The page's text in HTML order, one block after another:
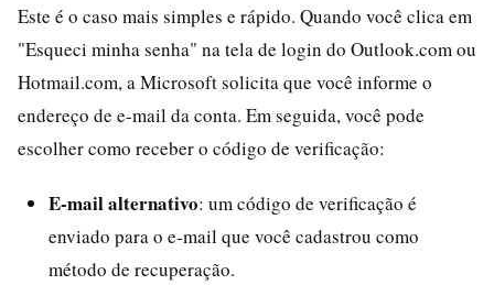
Este é o caso mais simples e rápido. Quando você clica em
"Esqueci minha senha" na tela de login do Outlook.com ou
Hotmail.com, a Microsoft solicita que você informe o
endereço de e-mail da conta. Em seguida, você pode
escolher como receber o código de verificação:
E-mail alternativo: um código de verificação é
enviado para o e-mail que você cadastrou como
método de recuperação.